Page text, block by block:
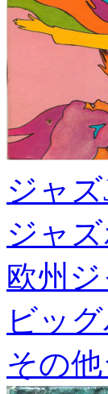
ジャズ
ジャ
欧州
ビッ
その